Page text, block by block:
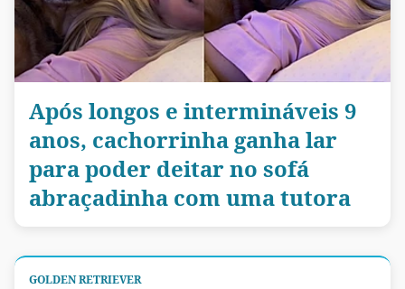
Após longos e intermináveis 9
anos, cachorrinha ganha lar
para poder deitar no sofá
abraçadinha com uma tutora
GOLDEN RETRIEVER